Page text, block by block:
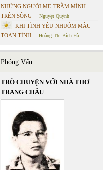
NHỮNG NGƯỜI MẸ TRẦM MÌNH
TRÊN SÔNG
Nguyệt Quỳnh
KHI TÌNH YÊU NHUỐM MÀU
TOAN TÍNH
Hoàng Thị Bích Hà
Phỏng Vấn
TRÒ CHUYỆN VỚI NHÀ THƠ
TRANG CHÂU